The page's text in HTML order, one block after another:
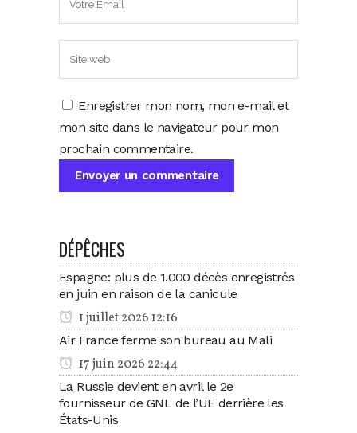
Enregistrer mon nom, mon e-mail et
mon site dans le navigateur pour mon
prochain commentaire.
DÉPÊCHES
Espagne: plus de 1.000 décès enregistrés
en juin en raison de la canicule
1 juillet 2026 12:16
Air France ferme son bureau au Mali
17 juin 2026 22:44
La Russie devient en avril le 2e
fournisseur de GNL de l’UE derrière les
États-Unis